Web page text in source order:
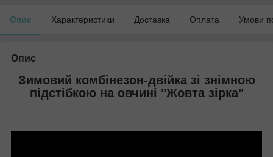
Опис Характеристики Доставка Оплата Умови
Опис
Зимовий комбінезон-двійка зі знімною
підстібкою на овчині "Жовта зірка"